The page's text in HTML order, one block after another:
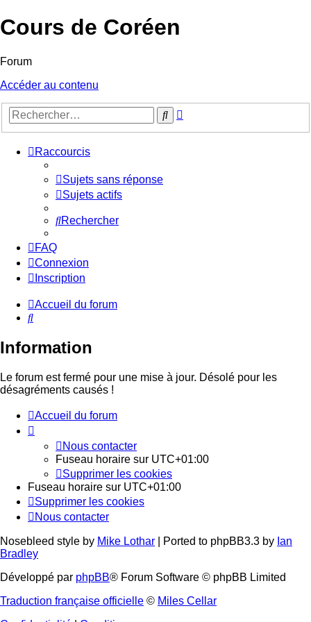
Cours de Coréen
Forum
Accéder au contenu
Rechercher
Raccourcis
Sujets sans réponse
Sujets actifs
Rechercher
FAQ
Connexion
Inscription
Accueil du forum
Rechercher
Information
Le forum est fermé pour une mise à jour. Désolé pour les
désagréments causés !
Accueil du forum
Nous contacter
Fuseau horaire sur UTC+01:00
Supprimer les cookies
Fuseau horaire sur UTC+01:00
Supprimer les cookies
Nous contacter
Nosebleed style by Mike Lothar | Ported to phpBB3.3 by Ian
Bradley
Développé par phpBB® Forum Software © phpBB Limited
Traduction française officielle © Miles Cellar